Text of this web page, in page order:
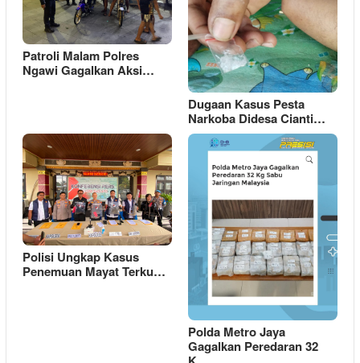
Patroli Malam Polres
Ngawi Gagalkan Aksi…
Dugaan Kasus Pesta
Narkoba Didesa Cianti…
Polisi Ungkap Kasus
Penemuan Mayat Terku…
Polda Metro Jaya
Gagalkan Peredaran 32